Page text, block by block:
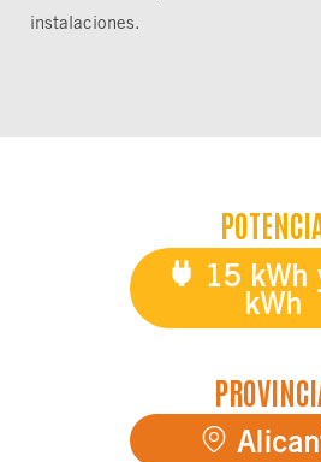
instalaciones.
15 kWh
kWh